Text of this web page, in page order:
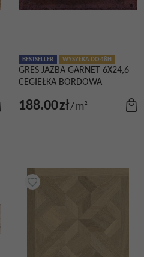
BESTSELLER WYSYŁKA DO 48H
GRES JAZBA GARNET 6X24,6
CEGIEŁKA BORDOWA
188.00zł/m²